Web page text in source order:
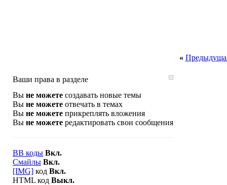
«
Ваши права в разделе
Вы не можете создавать новые темы
Вы не можете отвечать в темах
Вы не можете прикреплять вложения
Вы не можете редактировать свои сообщения
BB коды Вкл.
Смайлы Вкл.
[IMG] код Вкл.
HTML код Выкл.